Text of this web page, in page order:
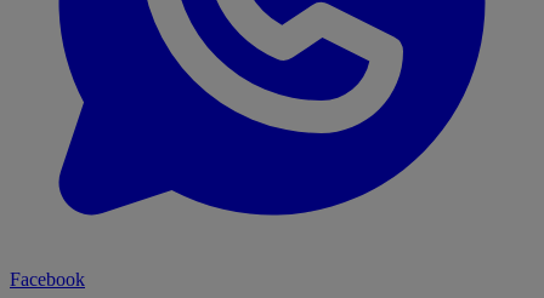
Facebook